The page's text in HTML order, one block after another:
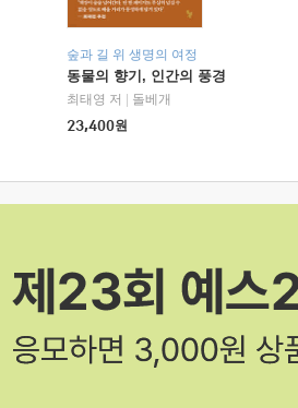
숲과 길 위 생명의 여정
동물의 향기, 인간의 풍경
최태영 저
돌베개
23,400원